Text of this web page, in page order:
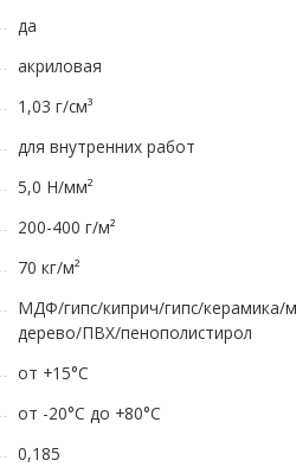
да
акриловая
1,03 г/см³
для внутренних работ
5,0 Н/мм²
200-400 г/м²
70 кг/м²
МДФ/гипс/киприч/гипс/керамика/
дерево/ПВХ/пенополистирол
от +15°C
от -20°С до +80°С
0,185